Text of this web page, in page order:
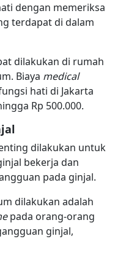
dengan memeriksa
terdapat di dalam
dilakukan di rumah
Biaya medical
hati di Jakarta
Rp 500.000.
dilakukan untuk
bekerja dan
pada ginjal.
dilakukan adalah
pada orang-orang
ginjal,